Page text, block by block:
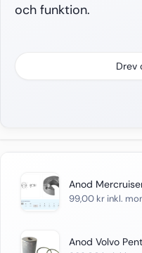
och funktion.
Drev
Anod
99,00 kr inkl.
Anod Volvo